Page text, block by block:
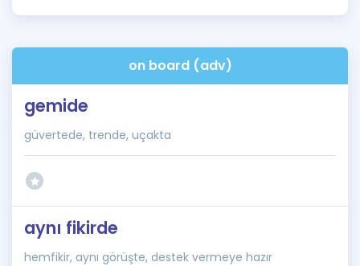
İngilizce Gramer
on board (adv)
gemide
güvertede, trende, uçakta
aynı fikirde
hemfikir, aynı görüşte, destek vermeye hazır